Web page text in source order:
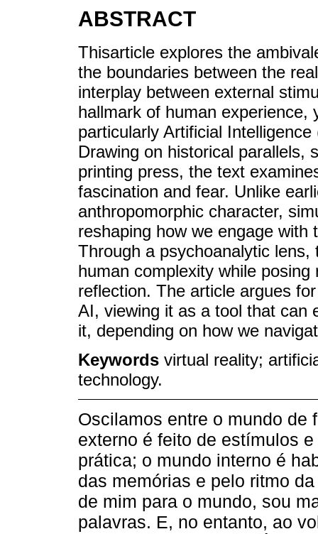
ABSTRACT
Thisarticle explores the
the boundaries between the
interplay between external
hallmark of human experience,
particularly Artificial
Drawing on historical parallels,
printing press, the text
fascination and fear. Unlike
anthropomorphic character,
reshaping how we engage
Through a psychoanalytic
human complexity while
reflection. The article argues
AI, viewing it as a tool that can
it, depending on how we
Keywords virtual reality;
technology.
Oscilamos entre o mundo de
externo é feito de estímulos
prática; o mundo interno é
das memórias e pelo ritmo
de mim para o mundo, sou
palavras. E, no entanto, ao